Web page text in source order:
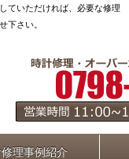
ていただければ、必要な修理
下さい。
理事例紹介